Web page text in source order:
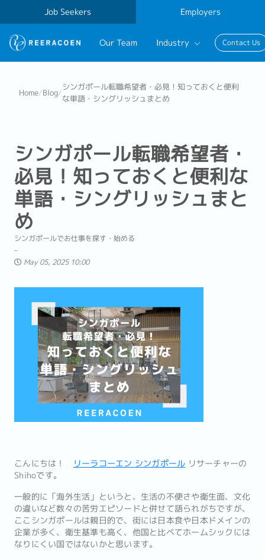
Job Seekers Employers
Our Team Industry
Banking & Finance
Contact Us
Home/Blog/
シンガポール転職希望者・必見！知っておくと便利
な単語・シングリッシュまとめ
シンガポール転職希望者・
必見！知っておくと便利な
単語・シングリッシュまと
め
シンガポールでお仕事を探す・始める
May 05, 2025 10:00
こんにちは！ リーラコーエン シンガポール リサーチャーの
Shihoです。
一般的に「海外生活」というと、生活の不便さや衛生面、文化
の違いなど数々の苦労エピソードと併せて語られがちですが、
ここシンガポールは親日的で、街には日本食や日本ドメインの
企業が多く、衛生基準も高く、他国と比べてホームシックには
なりにくい国ではないかと思います。